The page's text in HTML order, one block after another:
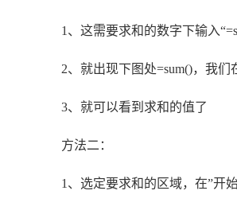
1、这需要求和的数字下输入
2、就出现下图处=sum()，我
3、就可以看到求和的值了
方法二：
1、选定要求和的区域，在”开